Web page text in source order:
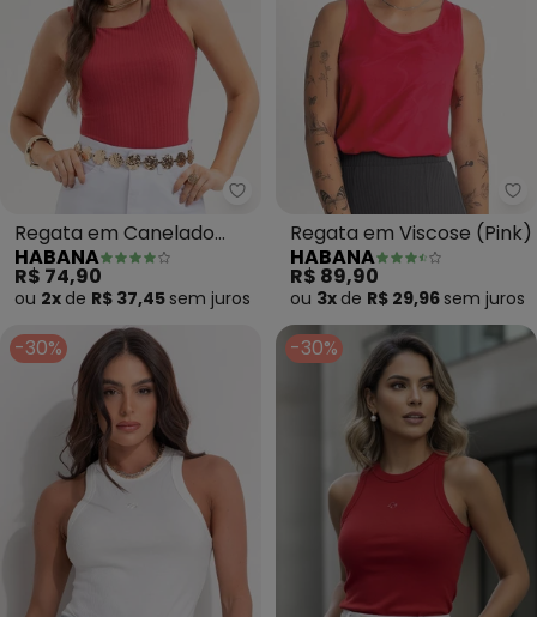
Habana - Regata em
Regata em Canelado
(Vermelho)
HABANA
R$ 74,90
ou 2x de R$ 37,45 sem juros
Regata em Viscose (Pink)
HABANA
R$ 89,90
ou 3x de R$ 29,96 sem juros
-30% -30%